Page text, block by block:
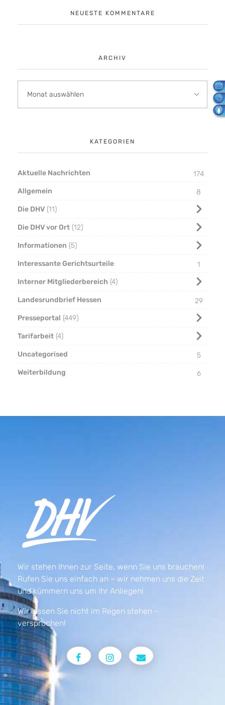
NEUESTE KOMMENTARE
ARCHIV
KATEGORIEN
Aktuelle Nachrichten
174
Allgemein
8
Die DHV 11
Die DHV vor Ort 12
Informationen 5
Interessante Gerichtsurteile
1
Interner Mitgliederbereich 4
Landesrundbrief Hessen
29
Presseportal 449
Tarifarbeit 4
Uncategorised
5
Weiterbildung
6
Wir stehen Ihnen zur Seite, wenn Sie uns brauchen!
Rufen Sie uns einfach an – wir nehmen uns die Zeit
und kümmern uns um Ihr Anliegen!
Wir lassen Sie nicht im Regen stehen –
versprochen!